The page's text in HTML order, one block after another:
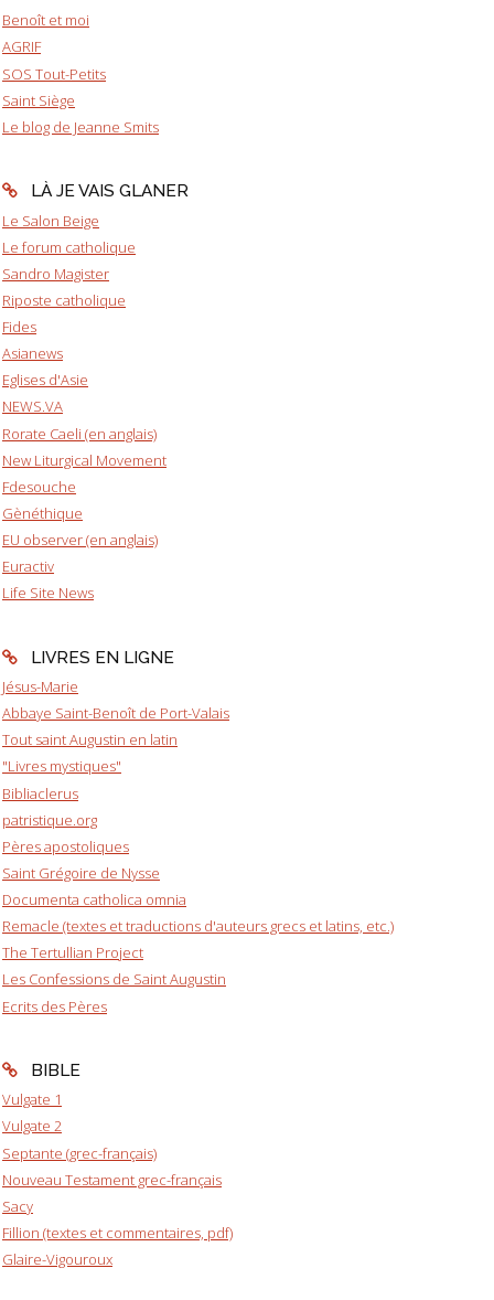
Benoît et moi
AGRIF
SOS Tout-Petits
Saint Siège
Le blog de Jeanne Smits
LÀ JE VAIS GLANER
Le Salon Beige
Le forum catholique
Sandro Magister
Riposte catholique
Fides
Asianews
Eglises d'Asie
NEWS.VA
Rorate Caeli (en anglais)
New Liturgical Movement
Fdesouche
Gènéthique
EU observer (en anglais)
Euractiv
Life Site News
LIVRES EN LIGNE
Jésus-Marie
Abbaye Saint-Benoît de Port-Valais
Tout saint Augustin en latin
"Livres mystiques"
Bibliaclerus
patristique.org
Pères apostoliques
Saint Grégoire de Nysse
Documenta catholica omnia
Remacle (textes et traductions d'auteurs grecs et latins, etc.)
The Tertullian Project
Les Confessions de Saint Augustin
Ecrits des Pères
BIBLE
Vulgate 1
Vulgate 2
Septante (grec-français)
Nouveau Testament grec-français
Sacy
Fillion (textes et commentaires, pdf)
Glaire-Vigouroux